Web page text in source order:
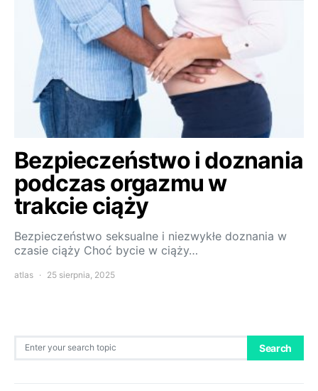
Bezpieczeństwo i doznania
podczas orgazmu w
trakcie ciąży
Bezpieczeństwo seksualne i niezwykłe doznania w
czasie ciąży Choć bycie w ciąży…
atlas 25 sierpnia, 2025
Search